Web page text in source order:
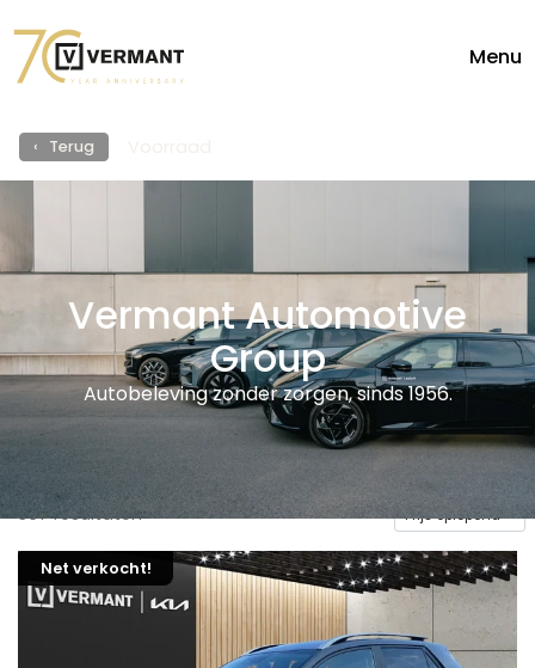
Menu
‹ Terug
Vermant Automotive
Group
Autobeleving zonder zorgen, sinds 1956.
367 resultaten
Net verkocht!